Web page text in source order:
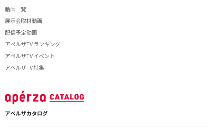
動画一覧
展示会取材動画
配信予定動画
アペルザTV ランキング
アペルザTV イベント
アペルザTV 特集
アペルザカタログ